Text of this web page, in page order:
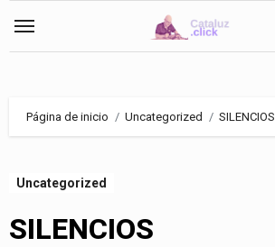
Página de inicio Uncategorized SILENCIOS
Uncategorized
SILENCIOS